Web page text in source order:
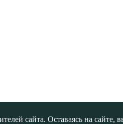
сайта. Оставаясь на сайте,